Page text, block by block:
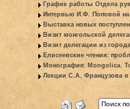
График работы Отдела
Интервью И.Ф. Поповой
Выставка новых
Визит монгольской
Визит делегации из
Елисеевские чтения:
Монография: Mongolica.
Лекции С.А. Французова в